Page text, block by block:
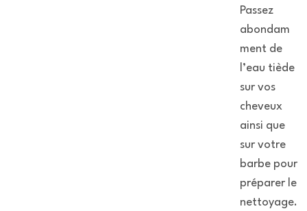
Passez
abondam
ment de
l’eau tiède
sur vos
cheveux
ainsi que
sur votre
barbe pour
préparer le
nettoyage.